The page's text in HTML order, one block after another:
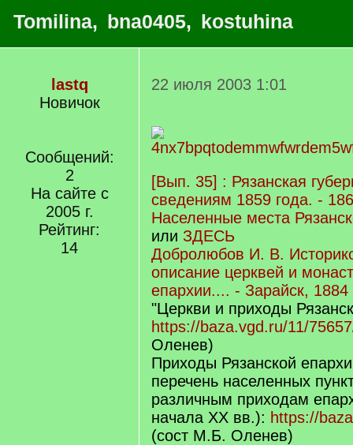
Tomilina, bna0405, kostuhina
lastq
Новичок
Сообщений:
2
На сайте с
2005 г.
Рейтинг:
14
22 июля 2003 1:01
[Вып. 35] : Рязанская
сведениям 1859 года. -
Населенные места
или ЗДЕСЬ
Добролюбов И. В.
описание церквей и
епархии.... - Зарайск,
"Церкви и приходы
https://baza.vgd.ru/11/
Оленев)
Приходы Рязанской
перечень населенных
различным приходам
начала XX вв.): https://
(сост М.Б. Оленев)